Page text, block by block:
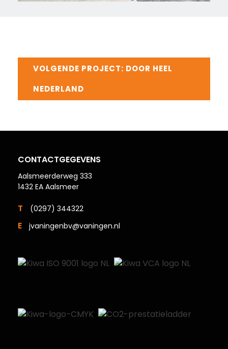
VOLGENDE PROJECT: DOOR HEEL
NEDERLAND
CONTACTGEGEVENS
Aalsmeerderweg 333
1432 EA Aalsmeer
T (0297) 344322
E jvaningenbv@vaningen.nl